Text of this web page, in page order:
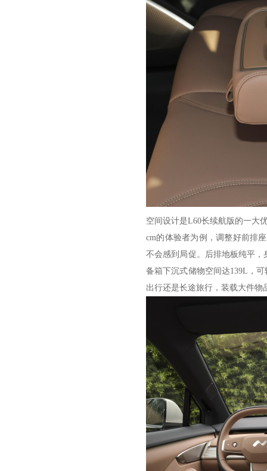
空间设计是L60长续航版的一大
cm的体验者为例，调整好前排
不会感到局促。后排地板纯平
备箱下沉式储物空间达139L，
出行还是长途旅行，装载大件